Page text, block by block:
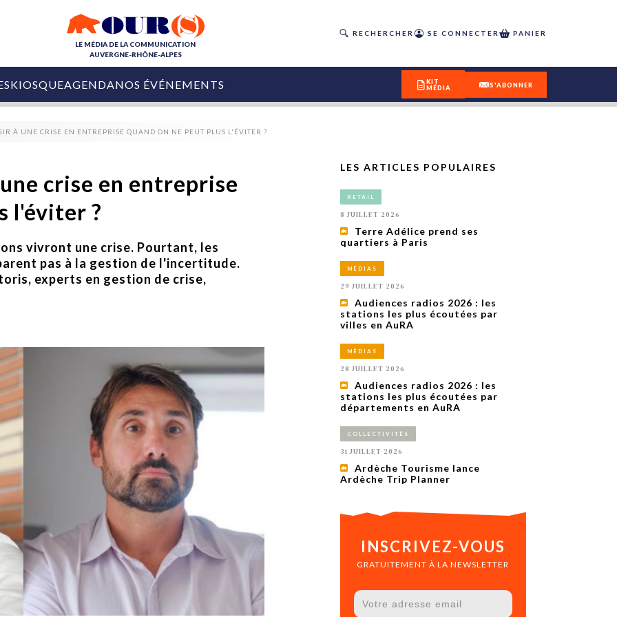
LE MÉDIA DE LA COMMUNICATION
AUVERGNE-RHÔNE-ALPES
RECHERCHER SE CONNECTER PANIER
Nice : Denis Zanon
est décédé
Tourisme lance
Ardèche Trip
Planner
29 JUILLET 2026
[Debrief] Loire Tourisme
mise sur la déconnexion en
digital
saison autour de son concept autour de
marketing et communication, revient sur
la campagne.
1 AN
KIOSQUEAGENDANOS ÉVÉNEMENTS
OURS DE LA COM
OURS DU DIGITAL
KIT
MÉDIA
S'ABONNER
À UNE CRISE EN ENTREPRISE QUAND ON NE PEUT PLUS L'ÉVITER ?
crise en entreprise
l'éviter ?
vivront une crise. Pourtant, les
pas à la gestion de l'incertitude.
experts en gestion de crise,
LES ARTICLES POPULAIRES
RETAIL
8 JUILLET 2026
Terre Adélice prend ses
quartiers à Paris
MÉDIAS
29 JUILLET 2026
Audiences radios 2026 : les
stations les plus écoutées par
villes en AuRA
MÉDIAS
28 JUILLET 2026
Audiences radios 2026 : les
stations les plus écoutées par
départements en AuRA
COLLECTIVITÉS
31 JUILLET 2026
Ardèche Tourisme lance
Ardèche Trip Planner
INSCRIVEZ-VOUS
GRATUITEMENT À LA NEWSLETTER